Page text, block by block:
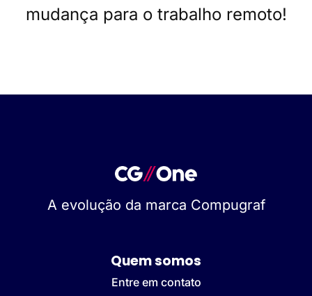
mudança para o trabalho remoto!
A evolução da marca Compugraf
Quem somos
Entre em contato